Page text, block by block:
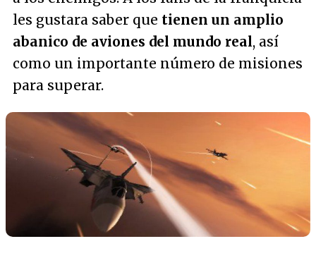
les gustara saber que tienen un amplio
abanico de aviones del mundo real, así
como un importante número de misiones
para superar.